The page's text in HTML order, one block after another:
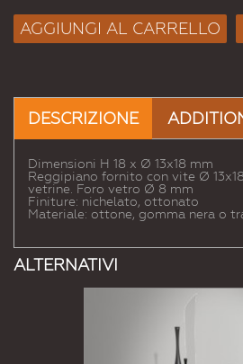
AGGIUNGI AL CARRELLO
DESCRIZIONE
Dimensioni H 18 x Ø 13x18 mm
Reggipiano fornito con vite Ø
vetrine. Foro vetro Ø 8 mm
Finiture: nichelato, ottonato
Materiale: ottone, gomma nera o
ALTERNATIVI